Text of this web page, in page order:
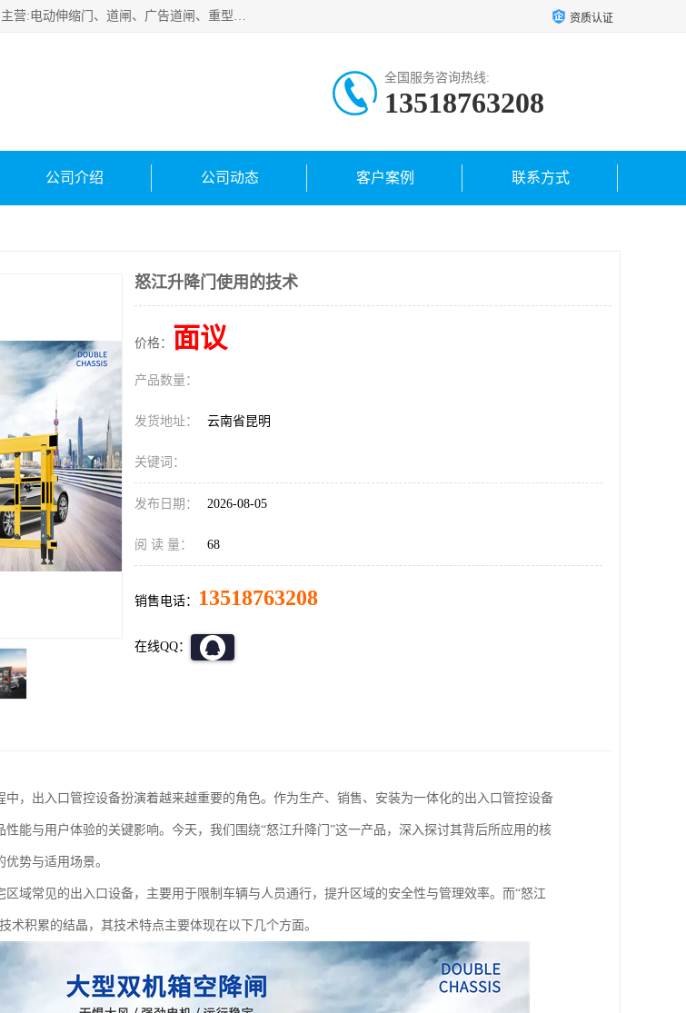
云南实名智科技有限公司是生产、销售、安装为一体的出入口管控设备厂家供应商。主营:电动伸缩门、道闸、广告道闸、重型空降闸、车牌识别、门禁通道、升降柱、岗亭、旗杆等智能设备。主营产品: 电动伸缩门,道闸门禁,车牌识别 生产、销售、安装为一体的出入口管控设备厂家源头供应商。 资质认证
全国服务咨询热线:
13518763208
公司介绍 公司动态 客户案例 联系方式
怒江升降门使用的技术
价格： 面议
产品数量：
发货地址： 云南省昆明
关键词：
发布日期： 2026-08-05
阅 读 量： 68
销售电话： 13518763208
在线QQ：
，出入口管控设备扮演着越来越重要的角色。作为生产、销售、安装为一体化的出入口管控设备
能与用户体验的关键影响。今天，我们围绕“怒江升降门”这一产品，深入探讨其背后所应用的核
势与适用场景。
域常见的出入口设备，主要用于限制车辆与人员通行，提升区域的安全性与管理效率。而“怒江
术积累的结晶，其技术特点主要体现在以下几个方面。